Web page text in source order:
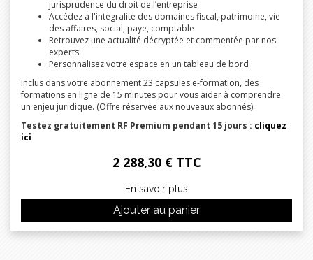
jurisprudence du droit de l’entreprise
Accédez à l'intégralité des domaines fiscal, patrimoine, vie
des affaires, social, paye, comptable
Retrouvez une actualité décryptée et commentée par nos
experts
Personnalisez votre espace en un tableau de bord
Inclus dans votre abonnement 23 capsules e-formation, des
formations en ligne de 15 minutes pour vous aider à comprendre
un enjeu juridique. (Offre réservée aux nouveaux abonnés).
Testez gratuitement RF Premium pendant 15 jours : cliquez
ici
2 288,30 € TTC
En savoir plus
Ajouter au panier